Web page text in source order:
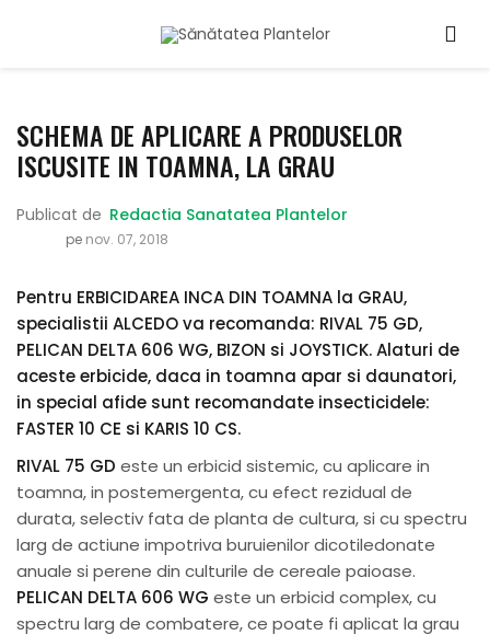
SCHEMA DE APLICARE A PRODUSELOR
ISCUSITE IN TOAMNA, LA GRAU
Publicat de Redactia Sanatatea Plantelor
pe nov. 07, 2018
Pentru ERBICIDAREA INCA DIN TOAMNA la GRAU,
specialistii ALCEDO va recomanda: RIVAL 75 GD,
PELICAN DELTA 606 WG, BIZON si JOYSTICK. Alaturi de
aceste erbicide, daca in toamna apar si daunatori,
in special afide sunt recomandate insecticidele:
FASTER 10 CE si KARIS 10 CS.
RIVAL 75 GD este un erbicid sistemic, cu aplicare in
toamna, in postemergenta, cu efect rezidual de
durata, selectiv fata de planta de cultura, si cu spectru
larg de actiune impotriva buruienilor dicotiledonate
anuale si perene din culturile de cereale paioase.
PELICAN DELTA 606 WG este un erbicid complex, cu
spectru larg de combatere, ce poate fi aplicat la grau